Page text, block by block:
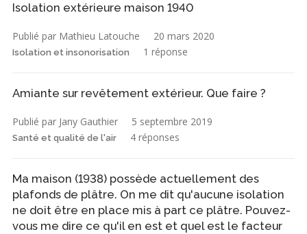
Isolation extérieure maison 1940
Publié par Mathieu Latouche 20 mars 2020
Isolation et insonorisation 1 réponse
Amiante sur revêtement extérieur. Que faire ?
Publié par Jany Gauthier 5 septembre 2019
Santé et qualité de l'air 4 réponses
Ma maison (1938) possède actuellement des
plafonds de plâtre. On me dit qu'aucune isolation
ne doit être en place mis à part ce plâtre. Pouvez-
vous me dire ce qu'il en est et quel est le facteur